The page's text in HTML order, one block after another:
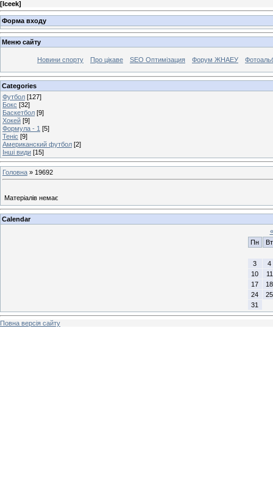
[Iceek]
Форма входу
Меню сайту
Новини спорту Про цікаве SEO Оптимізация Форум ЖНАЕУ
Categories
Футбол [127]
Бокс [32]
Баскетбол [9]
Хокей [9]
Формула - 1 [5]
Теніс [9]
Американский футбол [2]
Інші види [15]
Головна » 19692
Матеріалів немає
Calendar
«
Пн
Вт
3
4
10
11
17
18
24
25
31
Повна версія сайту